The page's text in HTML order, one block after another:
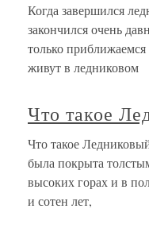
Когда завершился
закончился очень
только
живут в ледниковом
Что такое
Что такое
была покрыта
высоких горах и в
и сотен лет,